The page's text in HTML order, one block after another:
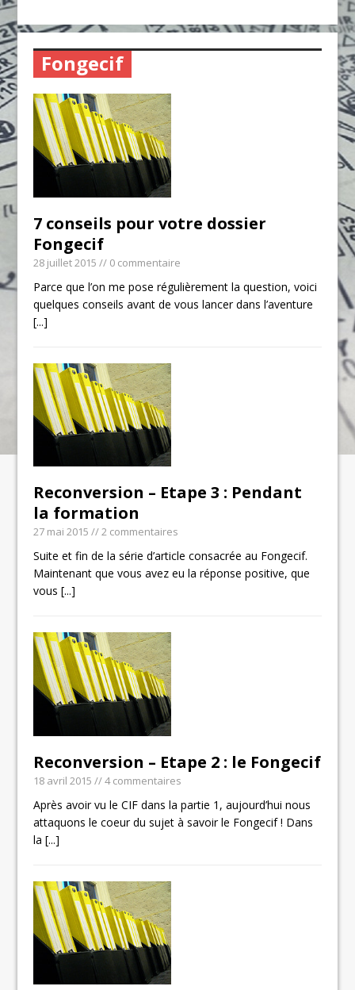
Fongecif
7 conseils pour votre dossier
Fongecif
28 juillet 2015 // 0 commentaire
Parce que l’on me pose régulièrement la question, voici
quelques conseils avant de vous lancer dans l’aventure
[...]
Reconversion – Etape 3 : Pendant
la formation
27 mai 2015 // 2 commentaires
Suite et fin de la série d’article consacrée au Fongecif.
Maintenant que vous avez eu la réponse positive, que
vous[...]
Reconversion – Etape 2 : le Fongecif
18 avril 2015 // 4 commentaires
Après avoir vu le CIF dans la partie 1, aujourd’hui nous
attaquons le coeur du sujet à savoir le Fongecif ! Dans
la[...]